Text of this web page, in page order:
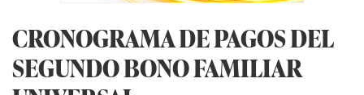
CRONOGRAMA DE PAGOS DEL
SEGUNDO BONO FAMILIAR